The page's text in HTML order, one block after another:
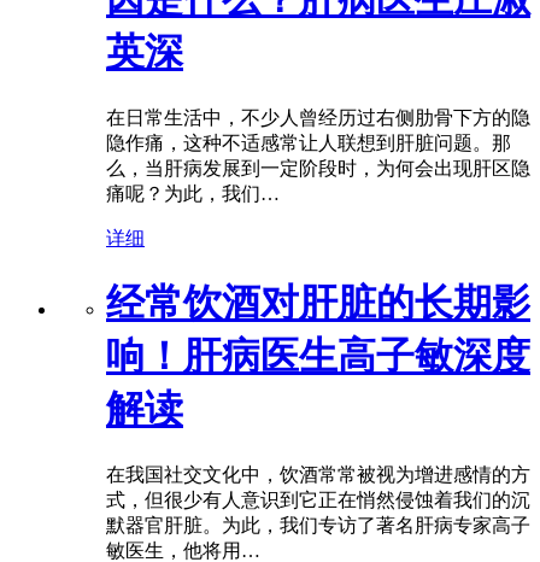
英深
在日常生活中，不少人曾经历过右侧肋骨下方的隐
隐作痛，这种不适感常让人联想到肝脏问题。那
么，当肝病发展到一定阶段时，为何会出现肝区隐
痛呢？为此，我们…
详细
经常饮酒对肝脏的长期影
响！肝病医生高子敏深度
解读
在我国社交文化中，饮酒常常被视为增进感情的方
式，但很少有人意识到它正在悄然侵蚀着我们的沉
默器官肝脏。为此，我们专访了著名肝病专家高子
敏医生，他将用…